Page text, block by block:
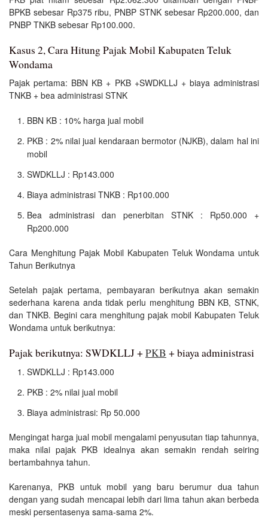
BPKB sebesar Rp375 ribu, PNBP STNK sebesar Rp200.000, dan
PNBP TNKB sebesar Rp100.000.
Kasus 2, Cara Hitung Pajak Mobil Kabupaten Teluk
Wondama
Pajak pertama: BBN KB + PKB +SWDKLLJ + biaya administrasi
TNKB + bea administrasi STNK
BBN KB : 10% harga jual mobil
PKB : 2% nilai jual kendaraan bermotor (NJKB), dalam hal ini
mobil
SWDKLLJ : Rp143.000
Biaya administrasi TNKB : Rp100.000
Bea administrasi dan penerbitan STNK : Rp50.000 +
Rp200.000
Cara Menghitung Pajak Mobil Kabupaten Teluk Wondama untuk
Tahun Berikutnya
Setelah pajak pertama, pembayaran berikutnya akan semakin
sederhana karena anda tidak perlu menghitung BBN KB, STNK,
dan TNKB. Begini cara menghitung pajak mobil Kabupaten Teluk
Wondama untuk berikutnya:
Pajak berikutnya: SWDKLLJ +PKB + biaya administrasi
SWDKLLJ : Rp143.000
PKB : 2% nilai jual mobil
Biaya administrasi: Rp 50.000
Mengingat harga jual mobil mengalami penyusutan tiap tahunnya,
maka nilai pajak PKB idealnya akan semakin rendah seiring
bertambahnya tahun.
Karenanya, PKB untuk mobil yang baru berumur dua tahun
dengan yang sudah mencapai lebih dari lima tahun akan berbeda
meski persentasenya sama-sama 2%.